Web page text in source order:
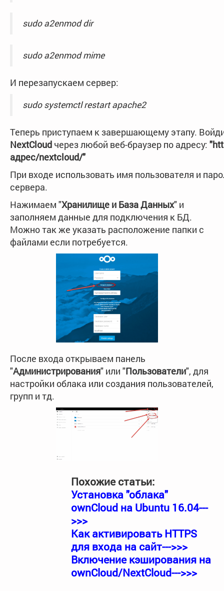
sudo a2enmod dir
sudo a2enmod mime
И перезапускаем сервер:
sudo systemctl restart apache2
Теперь приступаем к завершающему этапу.
NextCloud через любой веб-браузер по адресу:
адрес/nextcloud/"
При входе использовать имя пользователя и
сервера.
Нажимаем "Хранилище и База Данных" и
заполняем данные для подключения к БД.
Можно так же указать расположение папки с
файлами если потребуется.
После входа открываем панель
"Администрирования" или "Пользователи", для
настройки облака или создания пользователей,
групп и тд.
Похожие статьи:
Установка "облака"
ownCloud на Ubuntu 16.04---
>>>
Как активировать HTTPS
для входа на сайт--->>>
Включение кэширования на
ownCloud/NextCloud--->>>